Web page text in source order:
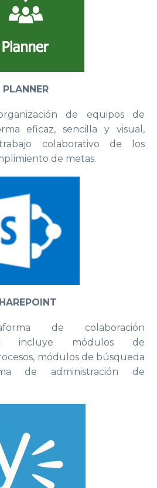
PLANNER
de equipos de
eficaz, sencilla y visual,
colaborativo de los
de metas.
de colaboración
incluye módulos de
módulos de búsqueda
de administración de